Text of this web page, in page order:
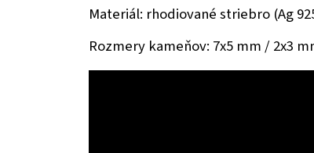
Materiál: rhodiované striebro (Ag
Rozmery kameňov: 7x5 mm / 2x3